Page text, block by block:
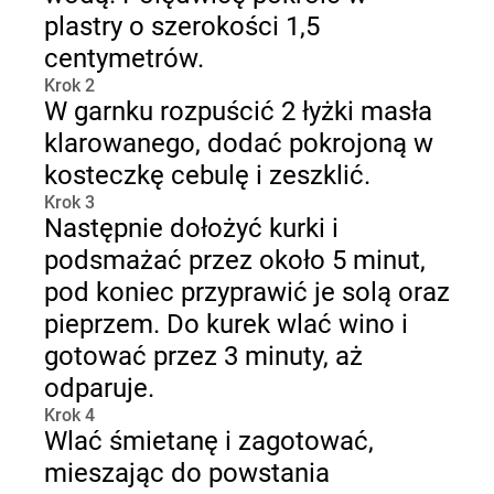
plastry o szerokości 1,5
centymetrów.
Krok 2
W garnku rozpuścić 2 łyżki masła
klarowanego, dodać pokrojoną w
kosteczkę cebulę i zeszklić.
Krok 3
Następnie dołożyć kurki i
podsmażać przez około 5 minut,
pod koniec przyprawić je solą oraz
pieprzem. Do kurek wlać wino i
gotować przez 3 minuty, aż
odparuje.
Krok 4
Wlać śmietanę i zagotować,
mieszając do powstania